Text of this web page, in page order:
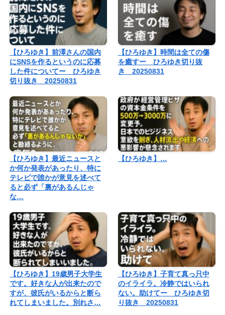
【ひろゆき】前澤さんの国内
にSNSを作るというのに応募
した件についてー ひろゆき
切り抜き 20250831
【ひろゆき】時間は全ての傷
を癒すー ひろゆき切り抜
き 20250831
【ひろゆき】最近ニュースと
か何か発表があったり、特に
テレビで誰かが意見を述べて
ると必ず「裏があるんじゃ
な…
【ひろゆき】…
【ひろゆき】19歳男子大学生
です。好きな人が出来たので
すが、彼氏がいるからと断ら
れてしまいました。別れさ…
【ひろゆき】子育て真っ只中
のイライラ。冷静ではいられ
ない。助けてー ひろゆき切
り抜き 20250831